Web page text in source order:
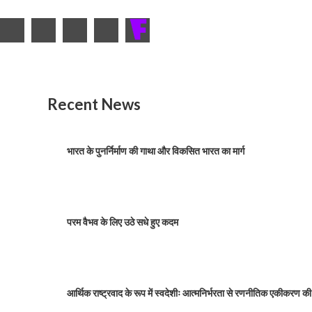
Recent News
भारत के पुनर्निर्माण की गाथा और विकसित भारत का मार्ग
परम वैभव के लिए उठे सधे हुए कदम
आर्थिक राष्ट्रवाद के रूप में स्वदेशीः आत्मनिर्भरता से रणनीतिक एकीकरण